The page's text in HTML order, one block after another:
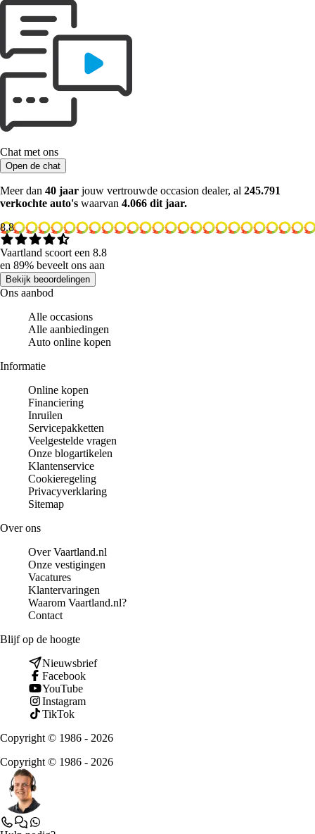
Chat met ons
Open de chat
Meer dan 40 jaar jouw vertrouwde occasion dealer, al 245.791
verkochte auto's waarvan 4.066 dit jaar.
8.8
Vaartland scoort een 8.8
en 89% beveelt ons aan
Bekijk beoordelingen
Ons aanbod
Alle occasions
Alle aanbiedingen
Auto online kopen
Informatie
Online kopen
Financiering
Inruilen
Servicepakketten
Veelgestelde vragen
Onze blogartikelen
Klantenservice
Cookieregeling
Privacyverklaring
Sitemap
Over ons
Over Vaartland.nl
Onze vestigingen
Vacatures
Klantervaringen
Waarom Vaartland.nl?
Contact
Blijf op de hoogte
Nieuwsbrief
Facebook
YouTube
Instagram
TikTok
Copyright © 1986 - 2026
Copyright © 1986 - 2026